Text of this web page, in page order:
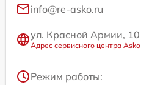
info@re-asko.ru
ул. Красной Армии, 10
Адрес сервисного центра Asko
Режим работы: